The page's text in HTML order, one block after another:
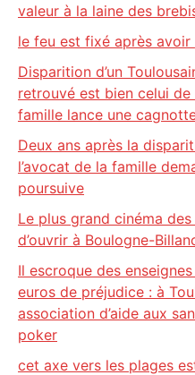
valeur à la laine des
le feu est fixé après
Disparition d’un
retrouvé est bien celui de
famille lance une
Deux ans après la
l’avocat de la famille
poursuive
Le plus grand cinéma
d’ouvrir à Boulogne-
Il escroque des
euros de préjudice : à
association d’aide aux
poker
cet axe vers les plages